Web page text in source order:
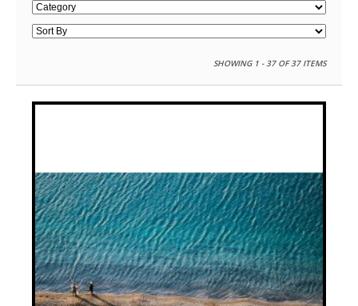
SHOWING 1 - 37 OF 37 ITEMS